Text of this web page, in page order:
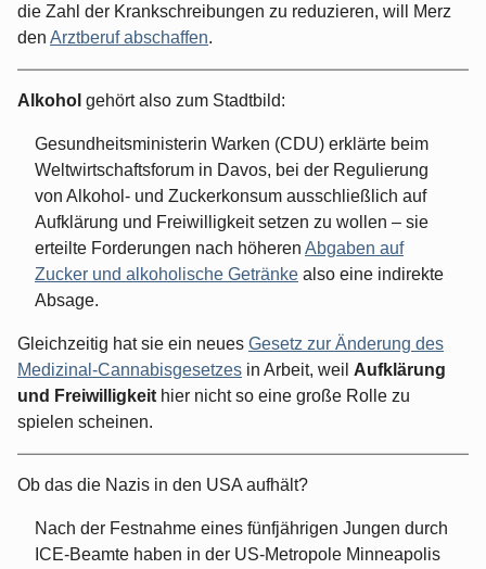
die Zahl der Krankschreibungen zu reduzieren, will Merz
den Arztberuf abschaffen.
Alkohol gehört also zum Stadtbild:
Gesundheitsministerin Warken (CDU) erklärte beim
Weltwirtschaftsforum in Davos, bei der Regulierung
von Alkohol- und Zuckerkonsum ausschließlich auf
Aufklärung und Freiwilligkeit setzen zu wollen – sie
erteilte Forderungen nach höheren Abgaben auf
Zucker und alkoholische Getränke also eine indirekte
Absage.
Gleichzeitig hat sie ein neues Gesetz zur Änderung des
Medizinal-Cannabisgesetzes in Arbeit, weil Aufklärung
und Freiwilligkeit hier nicht so eine große Rolle zu
spielen scheinen.
Ob das die Nazis in den USA aufhält?
Nach der Festnahme eines fünfjährigen Jungen durch
ICE-Beamte haben in der US-Metropole Minneapolis